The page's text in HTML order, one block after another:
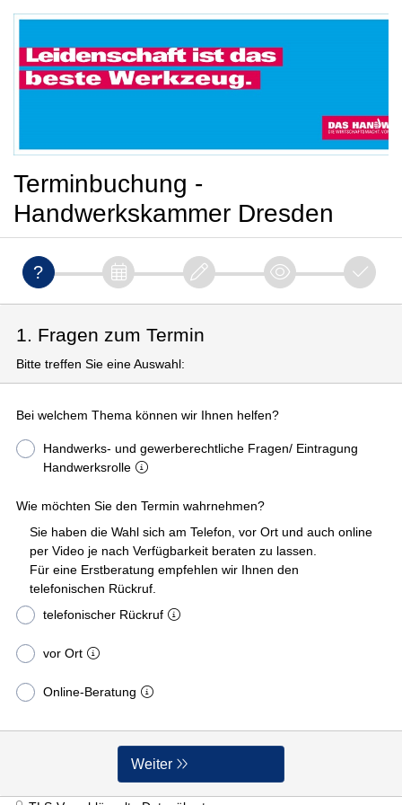
Terminbuchung -
Handwerkskammer Dresden
1. Fragen zum Termin
Bitte treffen Sie eine Auswahl:
Bei welchem Thema können wir Ihnen helfen?
Handwerks- und gewerberechtliche Fragen/ Eintragung
Handwerksrolle
Wie möchten Sie den Termin wahrnehmen?
Sie haben die Wahl sich am Telefon, vor Ort und auch online
per Video je nach Verfügbarkeit beraten zu lassen.
Für eine Erstberatung empfehlen wir Ihnen den
telefonischen Rückruf.
telefonischer Rückruf
vor Ort
Online-Beratung
Weiter